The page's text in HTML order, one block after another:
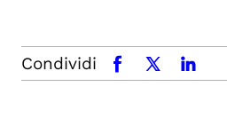
Condividi facebookx.comlinkedin